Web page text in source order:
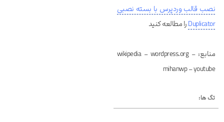
نصب قالب وردپرس با بسته نصبی
Duplicatorرا مطالعه کنید
منابع: wikipedia – wordpress.org –
mihanwp – youtube
تگ ها: